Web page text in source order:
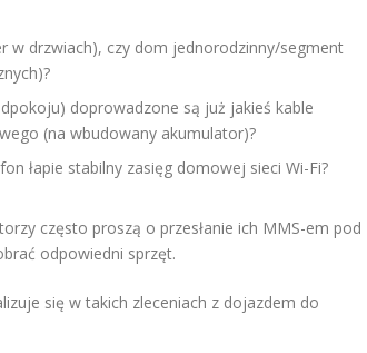
w drzwiach), czy dom jednorodzinny/segment
doprowadzone są już jakieś kable
(na wbudowany akumulator)?
łapie stabilny zasięg domowej sieci Wi-Fi?
często proszą o przesłanie ich MMS-em pod
odpowiedni sprzęt.
się w takich zleceniach z dojazdem do